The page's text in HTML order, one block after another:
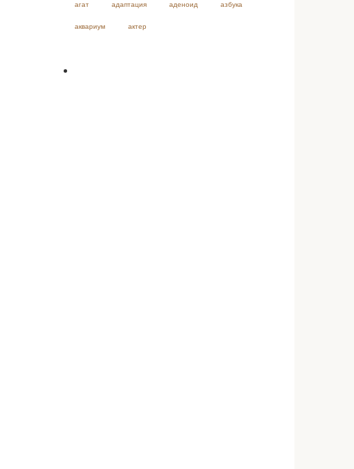
агат адаптация аденоид азбука
аквариум актер